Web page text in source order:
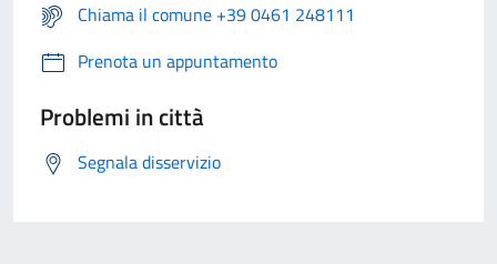
Chiama il comune +39 0461 248111
Prenota un appuntamento
Problemi in città
Segnala disservizio